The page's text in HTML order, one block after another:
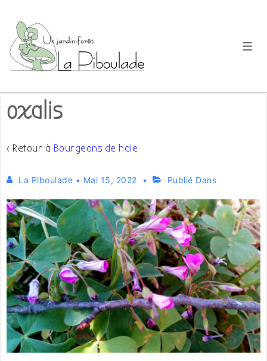
passer
contenu
principal
oxalis
‹ Retour à Bourgeons de haie
La Piboulade • Mai 15, 2022 Publié Dans